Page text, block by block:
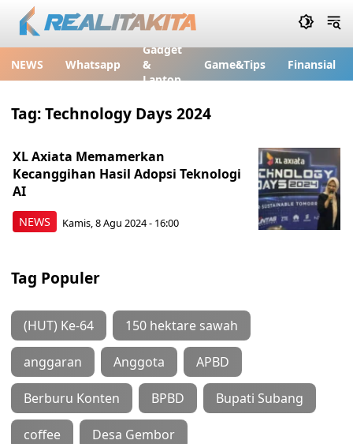
NEWS Whatsapp
Gadget
&
Laptop
Game&Tips Finansial
Tag:Technology Days 2024
NEWS
XL Axiata Memamerkan
Kecanggihan Hasil Adopsi Teknologi
AI
Kamis, 8 Agu 2024 - 16:00
Tag Populer
(HUT) Ke-64 150 hektare sawah
anggaran Anggota APBD
Berburu Konten BPBD Bupati Subang
coffee Desa Gembor